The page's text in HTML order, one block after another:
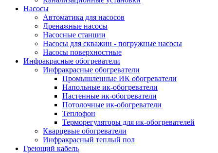
Насосы
Автоматика для насосов
Дренажные насосы
Насосные станции
Насосы для скважин - погружные насосы
Насосы поверхностные
Инфракрасные обогреватели
Инфракрасные обогреватели
Промышленные ИК обогреватели
Напольные ик-обогреватели
Настенные ик-обогреватели
Потолочные ик-обогреватели
Теплофон
Терморегуляторы для ик-обогревателей
Кварцевые обогреватели
Инфракрасный теплый пол
Греющий кабель